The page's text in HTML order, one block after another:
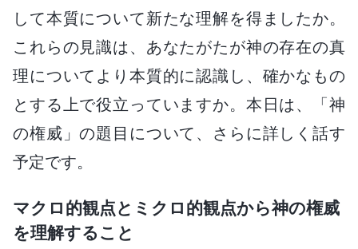
して本質について新たな理解を得ましたか。
これらの見識は、あなたがたが神の存在の真
理についてより本質的に認識し、確かなもの
とする上で役立っていますか。本日は、「神
の権威」の題目について、さらに詳しく話す
予定です。
マクロ的観点とミクロ的観点から神の権威
を理解すること